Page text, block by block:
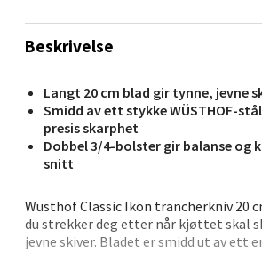
Beskrivelse
Langt 20 cm blad gir tynne, jevne
Smidd av ett stykke WÜSTHOF-
presis skarphet
Dobbel 3/4-bolster gir balanse og
snitt
Wüsthof Classic Ikon trancherkniv 20
du strekker deg etter når kjøttet skal
jevne skiver. Bladet er smidd ut av ett
Molde - Moldetorget
Torget 1, 6413 Molde
Åpent i dag 10-20